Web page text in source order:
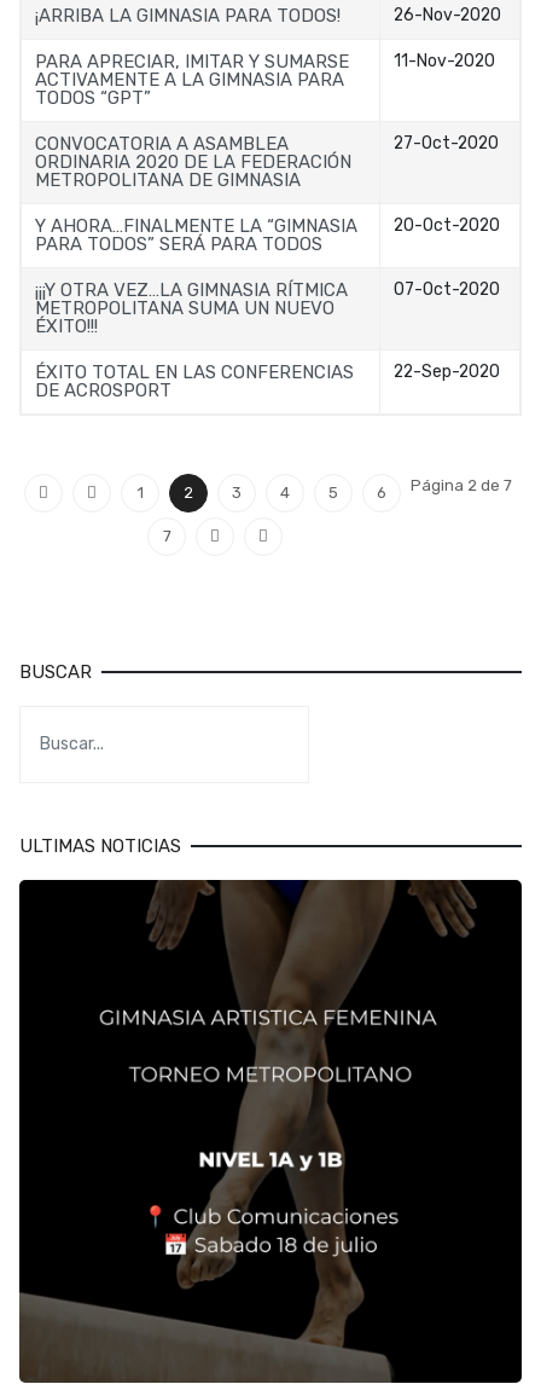
¡ARRIBA LA GIMNASIA PARA TODOS! 26-Nov-2020
PARA APRECIAR, IMITAR Y SUMARSE
ACTIVAMENTE A LA GIMNASIA PARA
TODOS “GPT”
11-Nov-2020
CONVOCATORIA A ASAMBLEA
ORDINARIA 2020 DE LA FEDERACIÓN
METROPOLITANA DE GIMNASIA
27-Oct-2020
Y AHORA…FINALMENTE LA “GIMNASIA
PARA TODOS” SERÁ PARA TODOS
20-Oct-2020
¡¡¡Y OTRA VEZ…LA GIMNASIA RÍTMICA
METROPOLITANA SUMA UN NUEVO
ÉXITO!!!
07-Oct-2020
ÉXITO TOTAL EN LAS CONFERENCIAS
DE ACROSPORT
22-Sep-2020
Página 2 de 7
1 2 3 4 5 6
7
BUSCAR
ULTIMAS NOTICIAS